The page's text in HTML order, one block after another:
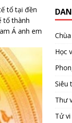
tổ tại đền
tổ thành
Á anh em
Học
Siêu
Thư
Tử vi